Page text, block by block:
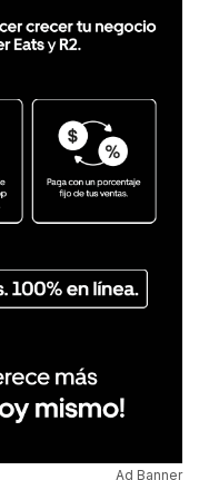
Ad Banner